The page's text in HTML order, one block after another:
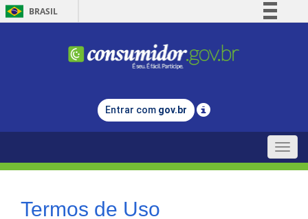
BRASIL
Comunica BR
Legislação
Entrar com gov.br
Toggle
Termos de Uso